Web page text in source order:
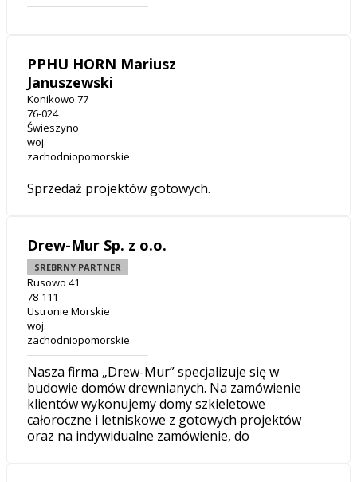
PPHU HORN Mariusz
Januszewski
Konikowo 77
76-024
Świeszyno
woj.
zachodniopomorskie
Sprzedaż projektów gotowych.
Drew-Mur Sp. z o.o.
SREBRNY PARTNER
Rusowo 41
78-111
Ustronie Morskie
woj.
zachodniopomorskie
Nasza firma „Drew-Mur” specjalizuje się w
budowie domów drewnianych. Na zamówienie
klientów wykonujemy domy szkieletowe
całoroczne i letniskowe z gotowych projektów
oraz na indywidualne zamówienie, do